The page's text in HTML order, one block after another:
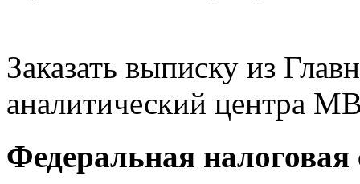
Заказать выписку из
аналитический центра
Федеральная налоговая